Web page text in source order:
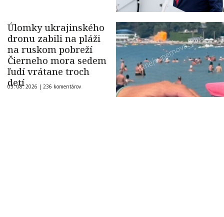
Úlomky ukrajinského
dronu zabili na pláži
na ruskom pobreží
Čierneho mora sedem
ľudí vrátane troch
detí
03. 08. 2026 | 236 komentárov